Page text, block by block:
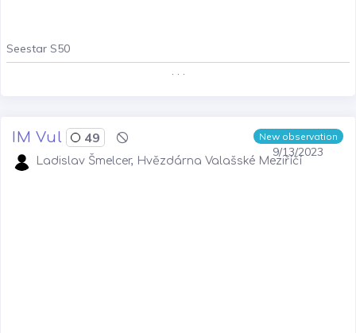
Seestar S50
. . .
New observation
9/13/2023
IM Vul 49
Ladislav Šmelcer, Hvězdárna Valašské Meziříčí